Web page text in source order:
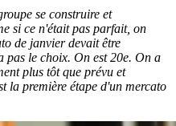
se construire et
si ce n'était pas parfait, on
de janvier devait être
le choix. On est 20e. On a
plus tôt que prévu et
la première étape d'un mercato